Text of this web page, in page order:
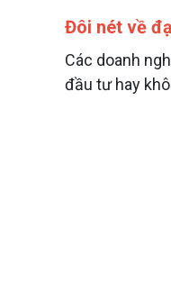
Đôi nét về
Các doanh
đầu tư hay